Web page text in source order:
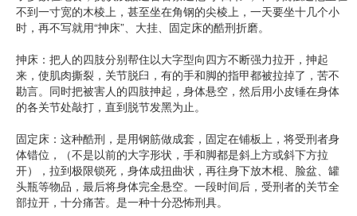
不到一寸宽的木棱上，甚至坐在角钢的尖棱上，一天要坐十几个小
时，再不写就用“抻床”、大挂、固定床的酷刑折磨。
抻床：把人的四肢分别帮住以大字型向四方不断强力拉开，抻起
来，使肌肉撕裂，关节脱臼，有的手和脚的指甲都被拉掉了，苦不
勘言。同时把被害人的四肢抻起，身体悬空，然后用小皮锤在身体
的各关节处敲打，直到脱节发黑为止。
固定床：这种酷刑，是用钢筋做成套，固定在铺板上，将受刑者身
体错位，（不是以前的大字形状，手和脚都是斜上方或斜下方拉
开），拉到极限锁死，身体成扭曲状，再往身下放木棍、脸盆、罐
头瓶等物品，最后将身体完全悬空。一段时间后，受刑者的关节全
部拉开，十分痛苦。是一种十分恐怖刑具。